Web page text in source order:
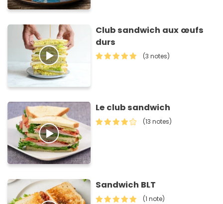
Club sandwich aux œufs
durs
(3 notes)
Le club sandwich
(13 notes)
Sandwich BLT
(1 note)